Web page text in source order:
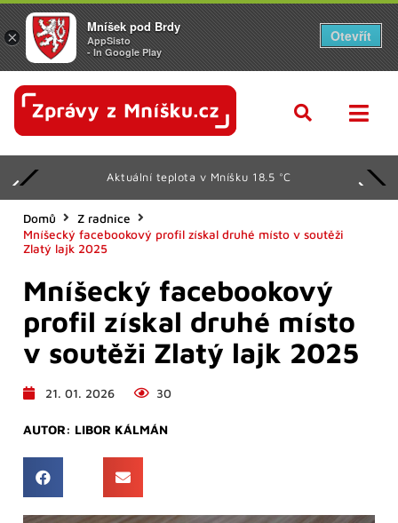
Aktuální teplota v Mníšku 18.5 °C
Domů
Z radnice
Mníšecký facebookový profil získal druhé místo v soutěži
Zlatý lajk 2025
Mníšecký facebookový
profil získal druhé místo
v soutěži Zlatý lajk 2025
21. 01. 2026 30
AUTOR: LIBOR KÁLMÁN
×
Mníšek pod Brdy
AppSisto
- In Google Play
Otevřít